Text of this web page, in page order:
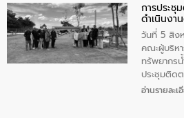
การประชุ
ดำเนินง
ทรัพยากร
ปีงบประ
วันที่ 5 สิง
คณะผู้บริหา
ทรัพยากร
ประชุมติดต
ตามพระร
อ่านรายละ